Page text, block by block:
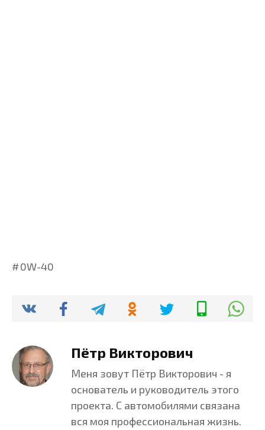
0W-40
Пётр Викторович
Меня зовут Пётр Викторович - я
основатель и руководитель этого
проекта. С автомобилями связана
вся моя профессиональная жизнь.